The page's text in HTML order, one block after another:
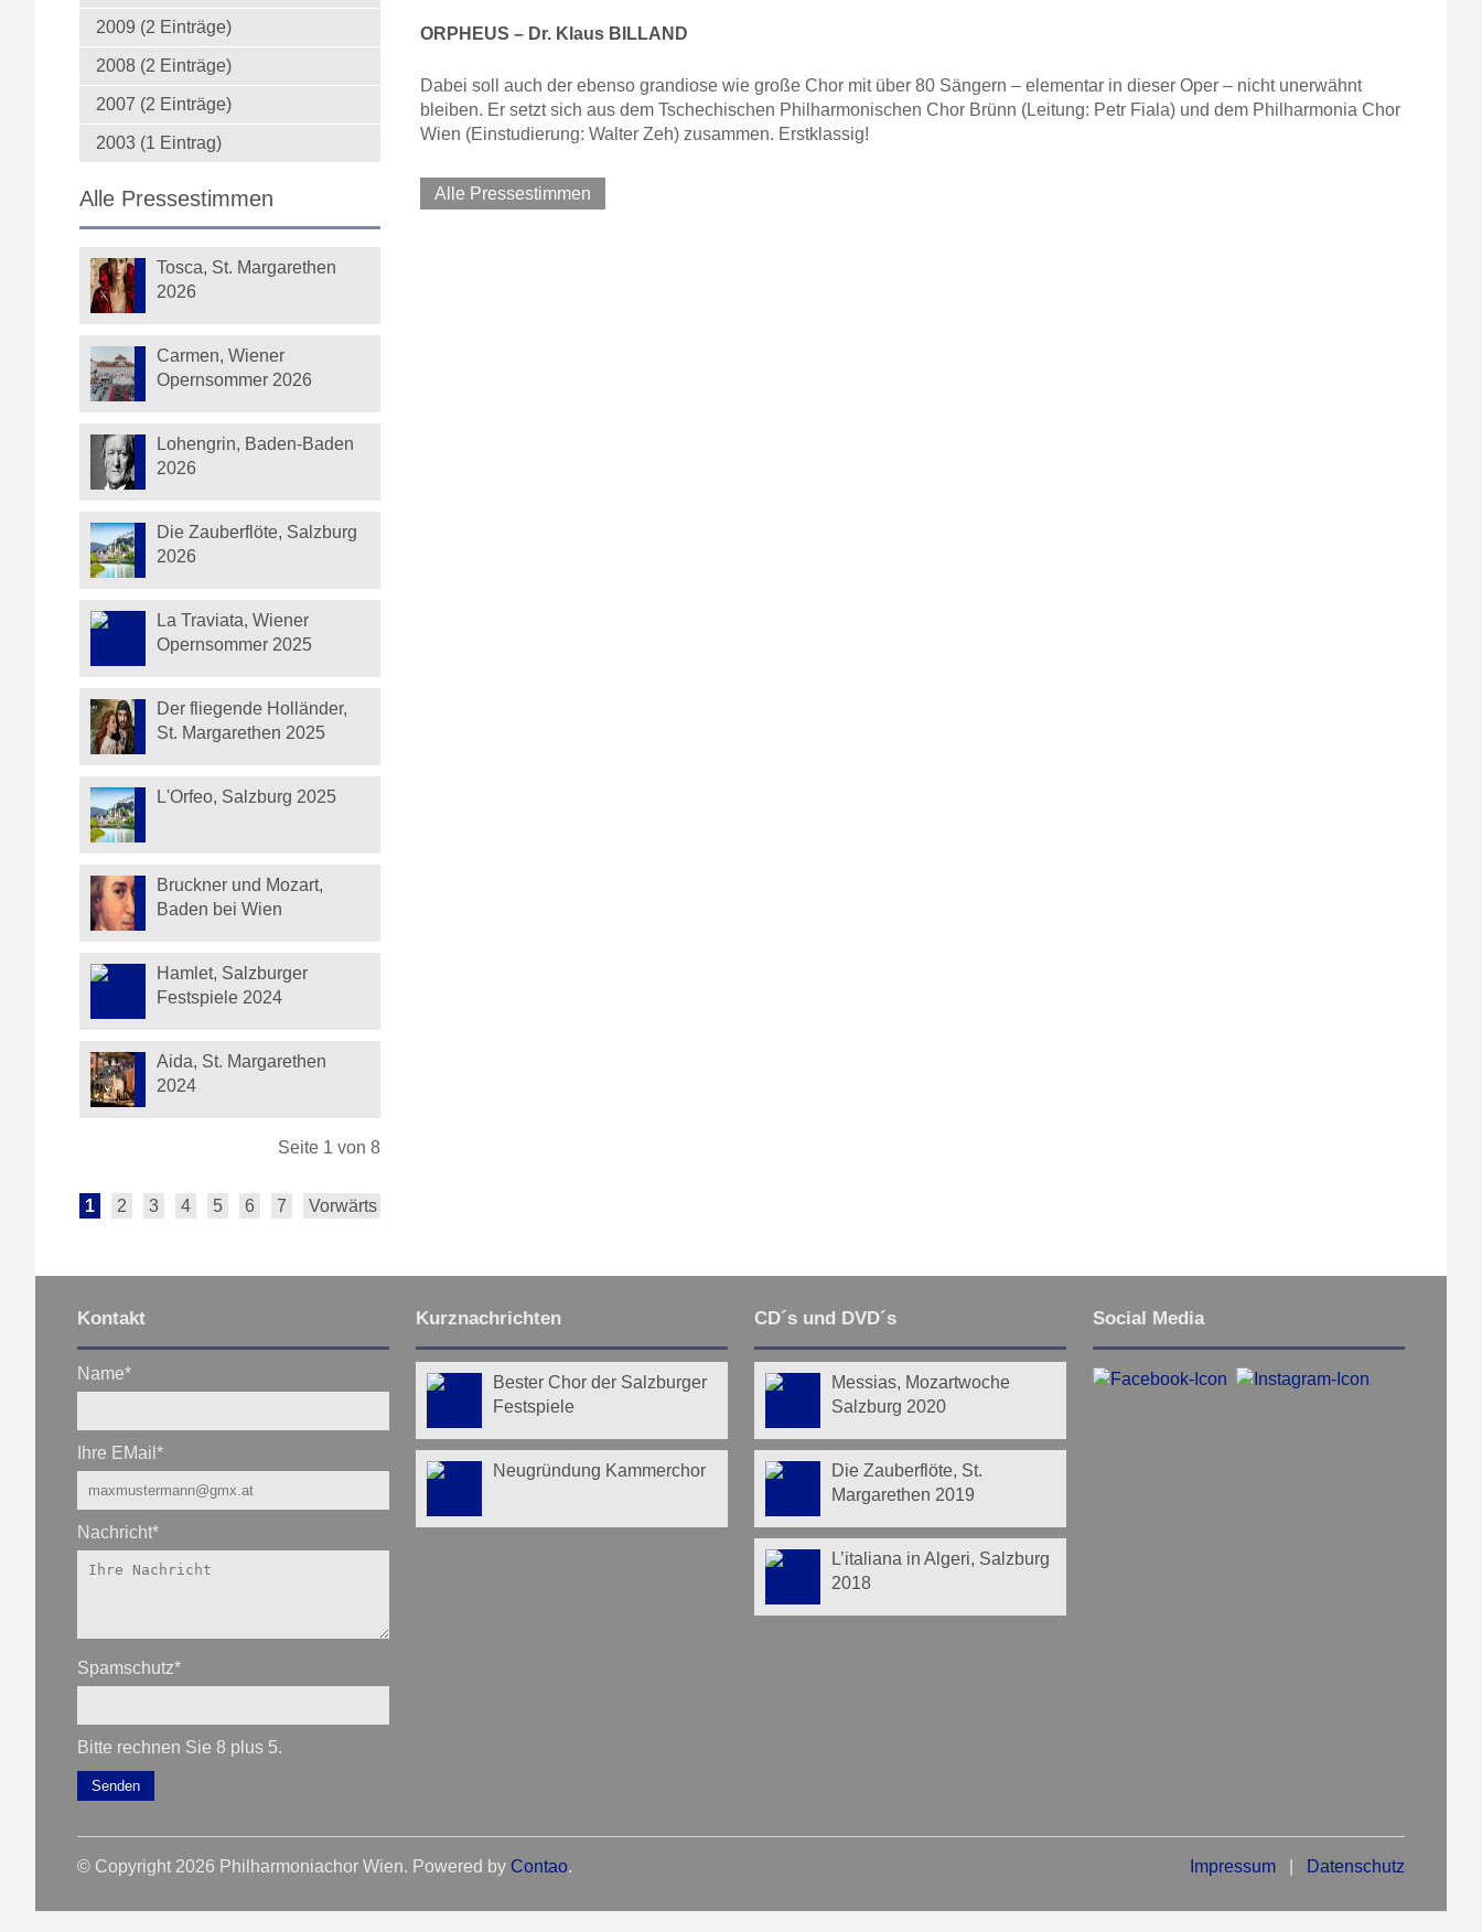
ORPHEUS – Dr. Klaus BILLAND
Dabei soll auch der ebenso grandiose wie große Chor mit über 80 Sängern – elementar in dieser Oper – nicht unerwähnt
bleiben. Er setzt sich aus dem Tschechischen Philharmonischen Chor Brünn (Leitung: Petr Fiala) und dem Philharmonia Chor
Wien (Einstudierung: Walter Zeh) zusammen. Erstklassig!
Alle Pressestimmen
2009 (2 Einträge)
2008 (2 Einträge)
2007 (2 Einträge)
2003 (1 Eintrag)
Alle Pressestimmen
Tosca, St. Margarethen
2026
Carmen, Wiener
Opernsommer 2026
Lohengrin, Baden-Baden
2026
Die Zauberflöte, Salzburg
2026
La Traviata, Wiener
Opernsommer 2025
Der fliegende Holländer,
St. Margarethen 2025
L'Orfeo, Salzburg 2025
Bruckner und Mozart,
Baden bei Wien
Hamlet, Salzburger
Festspiele 2024
Aida, St. Margarethen
2024
Seite 1 von 8
1 2 3 4 5 6 7 Vorwärts
Kontakt
Name*
Ihre EMail*
Nachricht*
Spamschutz*
Bitte rechnen Sie 8 plus 5.
Senden
Kurznachrichten
Bester Chor der Salzburger
Festspiele
Neugründung Kammerchor
CD´s und DVD´s
Messias, Mozartwoche
Salzburg 2020
Die Zauberflöte, St.
Margarethen 2019
L’italiana in Algeri, Salzburg
2018
Social Media
© Copyright 2026 Philharmoniachor Wien. Powered by Contao. Impressum| Datenschutz